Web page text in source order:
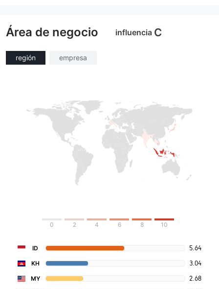
Área de negocio influencia C
región empresa
0 2 4 6 8 10
ID 5.64
KH 3.04
MY 2.68